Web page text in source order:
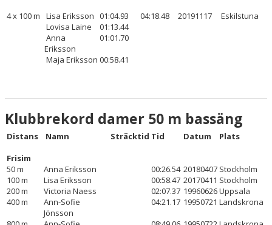
4 x 100 m
Lisa Eriksson 01:04.93 04:18.48 20191117
Eskilstuna
Lovisa Laine
01:13.44
Anna
Eriksson
01:01.70
Maja Eriksson 00:58.41
Klubbrekord damer 50 m bassäng
Distans Namn Sträcktid Tid Datum
Plats
Frisim
50 m
Anna Eriksson 00:26.54 20180407 Stockholm
100 m
Lisa Eriksson 00:58.47 20170411 Stockholm
200 m
Victoria Naess 02:07.37 19960626Uppsala
400 m
Ann-Sofie
Jönsson
04:21.17 19950721 Landskrona